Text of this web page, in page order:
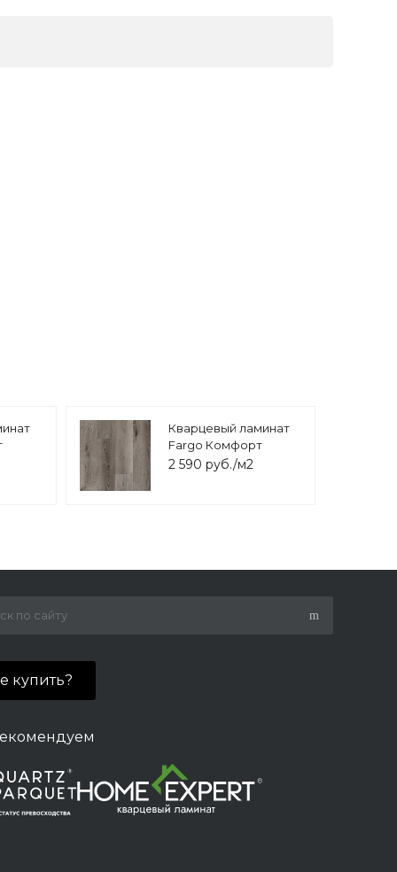
Кварцевый ламинат
Fargo Комфорт
экстра Дуб Каменный
2 590 руб./м2
купить?